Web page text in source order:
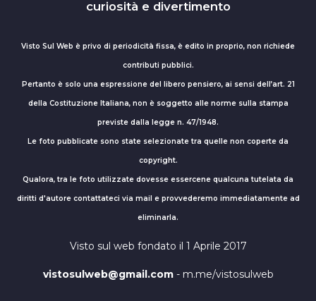
curiosità e divertimento
Visto Sul Web è privo di periodicità fissa, è edito in proprio, non richiede
contributi pubblici.
Pertanto è solo una espressione del libero pensiero, ai sensi dell’art. 21
della Costituzione Italiana, non è soggetto alle norme sulla stampa
previste dalla legge n. 47/1948.
Le foto pubblicate sono state selezionate tra quelle non coperte da
copyright.
Qualora, tra le foto utilizzate dovesse essercene qualcuna tutelata da
diritti d'autore contattateci via mail e provvederemo immediatamente ad
eliminarla.
Visto sul web fondato il 1 Aprile 2017
vistosulweb@gmail.com- m.me/vistosulweb